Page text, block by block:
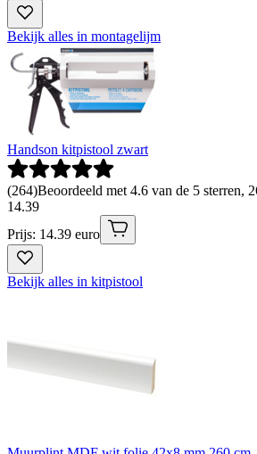
Bekijk alles in montagelijm
Handson kitpistool zwart
(264)Beoordeeld met 4.6 van de 5 sterren,
14.39
Prijs: 14.39 euro
Bekijk alles in kitpistool